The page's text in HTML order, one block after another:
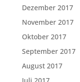
Dezember 2017
November 2017
Oktober 2017
September 2017
August 2017